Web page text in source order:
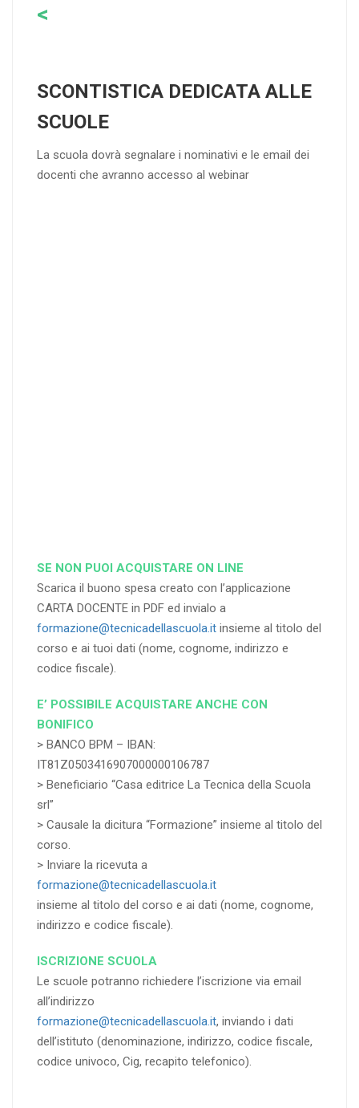
<
SCONTISTICA DEDICATA ALLE
SCUOLE
La scuola dovrà segnalare i nominativi e le email dei
docenti che avranno accesso al webinar
SE NON PUOI ACQUISTARE ON LINE
Scarica il buono spesa creato con l’applicazione
CARTA DOCENTE in PDF ed invialo a
formazione@tecnicadellascuola.it insieme al titolo del
corso e ai tuoi dati (nome, cognome, indirizzo e
codice fiscale).
E’ POSSIBILE ACQUISTARE ANCHE CON
BONIFICO
> BANCO BPM – IBAN:
IT81Z0503416907000000106787
> Beneficiario “Casa editrice La Tecnica della Scuola
srl”
> Causale la dicitura “Formazione” insieme al titolo del
corso.
> Inviare la ricevuta a
formazione@tecnicadellascuola.it
insieme al titolo del corso e ai dati (nome, cognome,
indirizzo e codice fiscale).
ISCRIZIONE SCUOLA
Le scuole potranno richiedere l’iscrizione via email
all’indirizzo
formazione@tecnicadellascuola.it, inviando i dati
dell’istituto (denominazione, indirizzo, codice fiscale,
codice univoco, Cig, recapito telefonico).